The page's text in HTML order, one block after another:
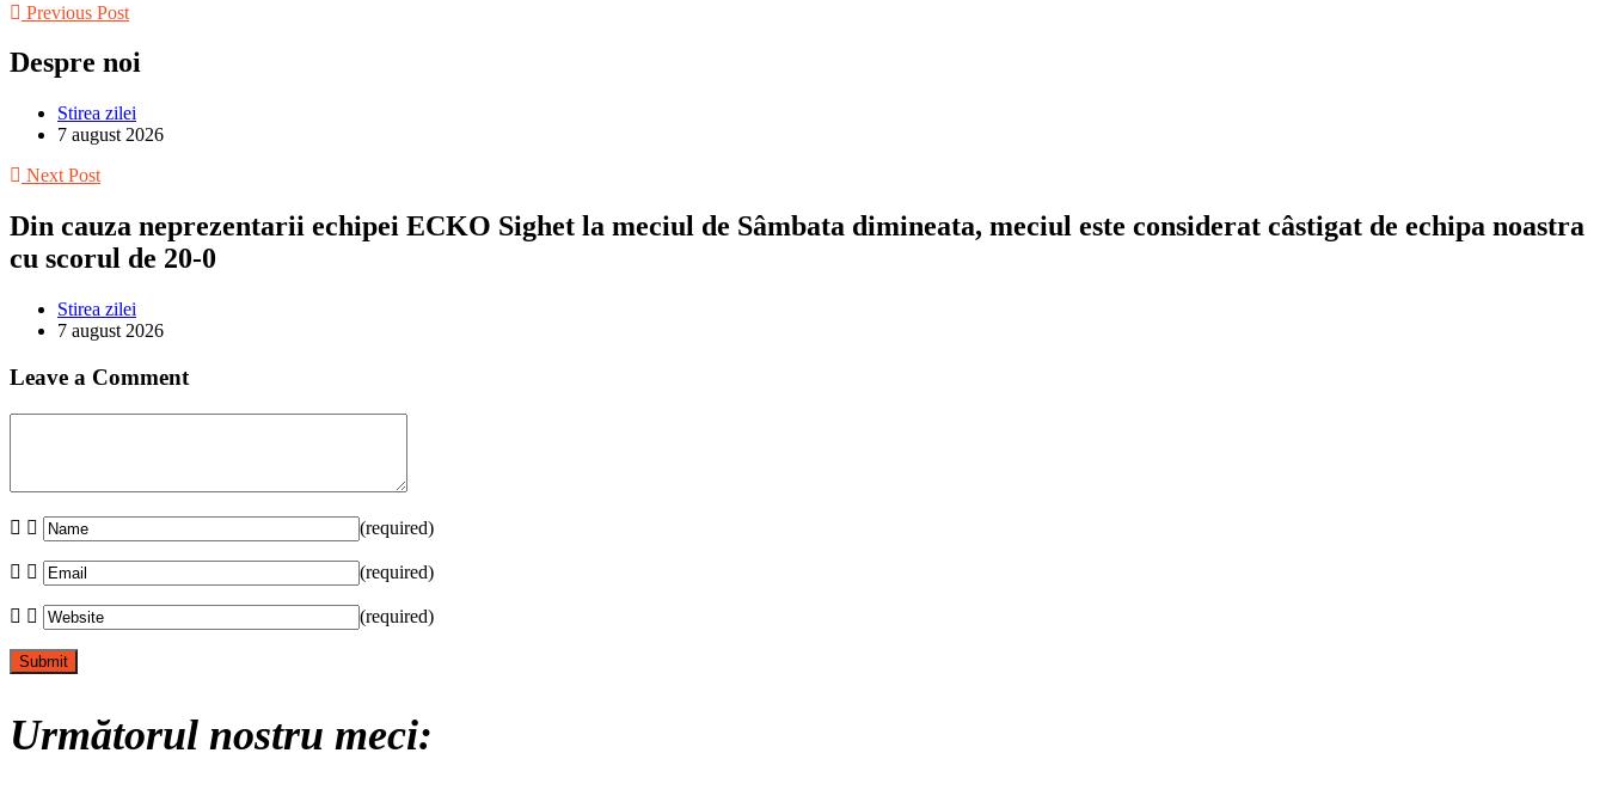
Previous Post
Despre noi
Stirea zilei
7 august 2026
Next Post
Din cauza neprezentarii echipei ECKO Sighet la meciul de Sâmbata dimineata, meciul este considerat câstigat de echipa noastra
cu scorul de 20-0
Stirea zilei
7 august 2026
Leave a Comment
(required)
(required)
(required)
Următorul nostru meci: